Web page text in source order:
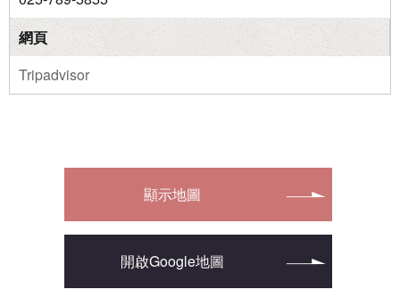
網頁
Tripadvisor
顯示地圖
開啟Google地圖